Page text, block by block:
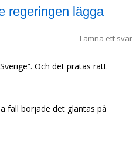
regeringen lägga
Lämna ett svar
Och det pratas rätt
fall började det gläntas på